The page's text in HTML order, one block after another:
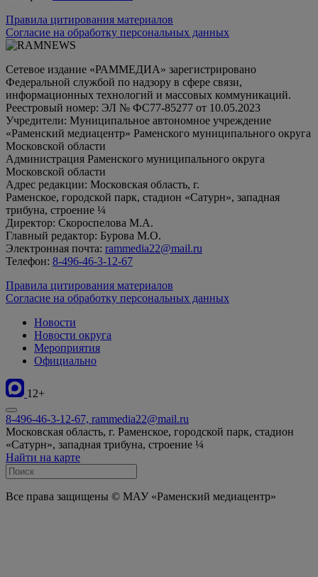
Правила цитирования материалов
Согласие на обработку персональных данных
Сетевое издание «РАММЕДИА» зарегистрировано
Федеральной службой по надзору в сфере связи,
информационных технологий и массовых коммуникаций.
Реестровый номер: ЭЛ № ФС77-85277 от 10.05.2023
Учредители: Муниципальное автономное учреждение
«Раменский медиацентр» Раменского муниципального округа
Московской области
Администрация Раменского муниципального округа
Московской области
Адрес редакции: Московская область, г.
Раменское, городской парк, стадион «Сатурн», западная
трибуна, строение ¼
Директор: Скороспелова М.А.
Главный редактор: Бурова М.О.
Электронная почта: rammedia22@mail.ru
Телефон: 8-496-46-3-12-67
Правила цитирования материалов
Согласие на обработку персональных данных
Новости
Новости округа
Мероприятия
Официально
12+
8-496-46-3-12-67, rammedia22@mail.ru
Московская область, г. Раменское, городской парк, стадион
«Сатурн», западная трибуна, строение ¼
Найти на карте
Все права защищены © МАУ «Раменский медиацентр»